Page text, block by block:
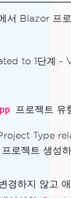
서 Blazor 프
프로젝트 유
경하지 않고